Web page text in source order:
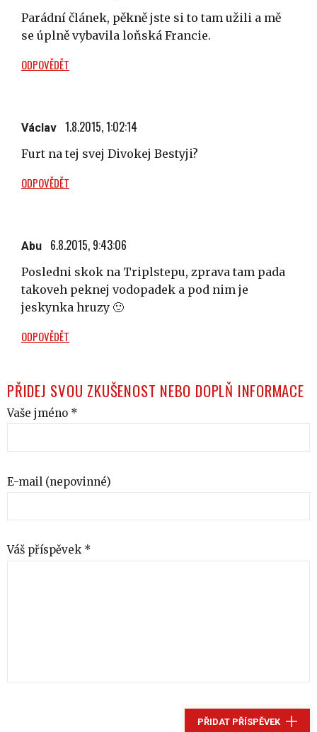
Parádní článek, pěkně jste si to tam užili a mě
se úplně vybavila loňská Francie.
ODPOVĚDĚT
Václav 1.8.2015, 1:02:14
Furt na tej svej Divokej Bestyji?
ODPOVĚDĚT
Abu 6.8.2015, 9:43:06
Posledni skok na Triplstepu, zprava tam pada
takoveh peknej vodopadek a pod nim je
jeskynka hruzy 🙂
ODPOVĚDĚT
PŘIDEJ SVOU ZKUŠENOST NEBO DOPLŇ INFORMACE
Vaše jméno *
E-mail (nepovinné)
Váš příspěvek *
PŘIDAT PŘÍSPĚVEK